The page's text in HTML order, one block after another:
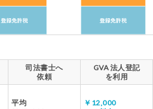
司法書士へ
依頼
GVA 法人登記
を利用
平均
￥12,000